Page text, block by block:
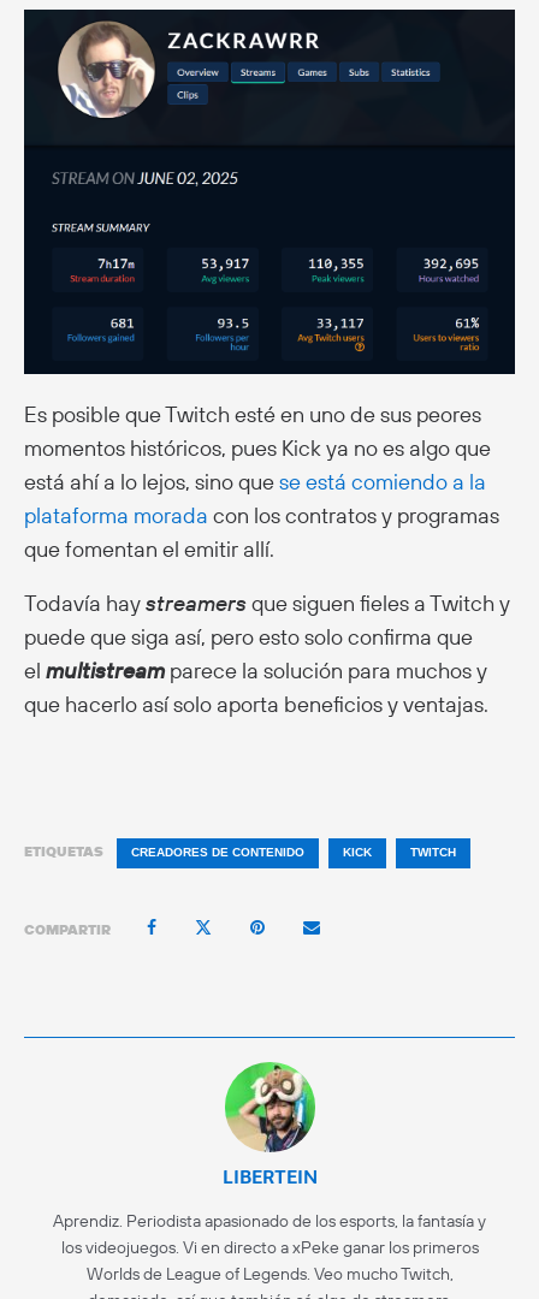
Es posible que Twitch esté en uno de sus peores
momentos históricos, pues Kick ya no es algo que
está ahí a lo lejos, sino quese está comiendo a la
plataforma morada con los contratos y programas
que fomentan el emitir allí.
Todavía haystreamersque siguen fieles a Twitch y
puede que siga así, pero esto solo confirma que
el multistreamparece la solución para muchos y
que hacerlo así solo aporta beneficios y ventajas.
ETIQUETAS CREADORES DE CONTENIDO KICK TWITCH
COMPARTIR
LIBERTEIN
Aprendiz. Periodista apasionado de los esports, la fantasía y
los videojuegos. Vi en directo a xPeke ganar los primeros
Worlds de League of Legends. Veo mucho Twitch,